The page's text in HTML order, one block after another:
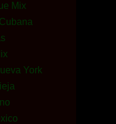
Mix
York